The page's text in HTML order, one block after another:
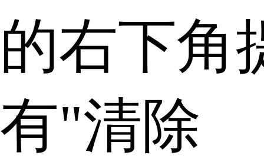
的右下角
有"清除